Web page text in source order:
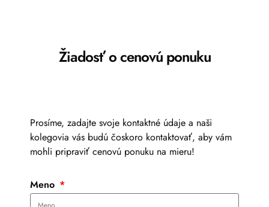
Žiadosť o cenovú ponuku
Prosíme, zadajte svoje kontaktné údaje a naši
kolegovia vás budú čoskoro kontaktovať, aby vám
mohli pripraviť cenovú ponuku na mieru!
Meno